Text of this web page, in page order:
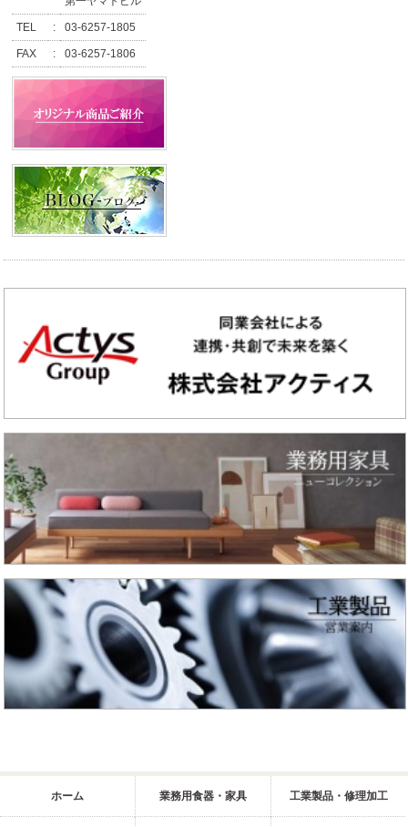
TEL : 03-6257-1805
FAX : 03-6257-1806
ホーム 業務用食器・家具 工業製品・修理加工